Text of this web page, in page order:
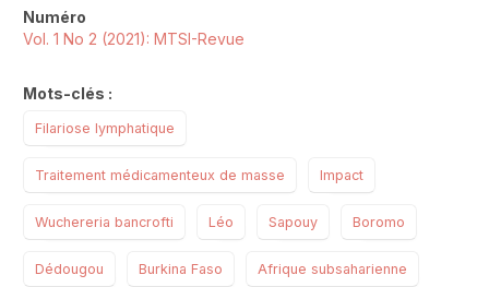
Numéro
Vol. 1 No 2 (2021): MTSI-Revue
Mots-clés :
Filariose lymphatique
Traitement médicamenteux de masse Impact
Wuchereria bancrofti Léo Sapouy Boromo
Dédougou Burkina Faso Afrique subsaharienne